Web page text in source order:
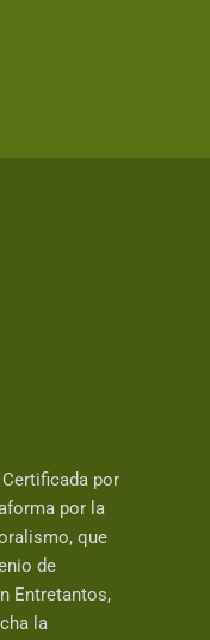
Certificada por
por la
que
de
Entretantos,
la